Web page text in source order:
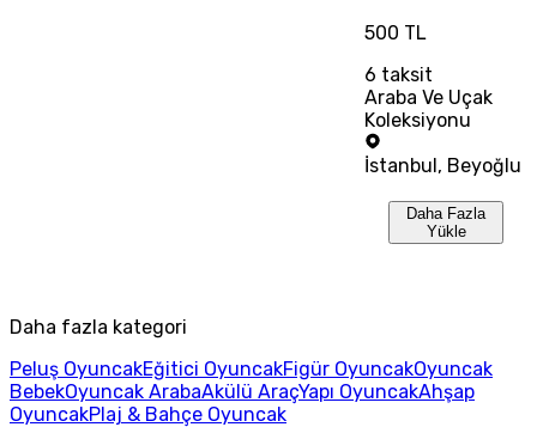
500 TL
6 taksit
Araba Ve Uçak
Koleksiyonu
İstanbul, Beyoğlu
Daha Fazla
Yükle
Daha fazla kategori
Peluş OyuncakEğitici OyuncakFigür OyuncakOyuncak
BebekOyuncak ArabaAkülü AraçYapı OyuncakAhşap
OyuncakPlaj & Bahçe Oyuncak